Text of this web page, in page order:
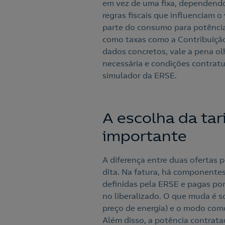
em vez de uma fixa,
regras fiscais que influenciam
parte do consumo para
como taxas como a
dados concretos, vale a pena
necessária e condições
simulador da ERSE.
A escolha da
importante
A diferença entre duas ofertas
dita. Na fatura, há
definidas pela ERSE e pagas
no liberalizado. O que muda é
preço de energia) e o modo
Além disso, a potência